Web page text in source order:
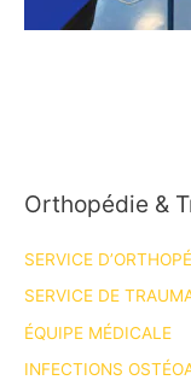
Orthopédie &
SERVICE
SERVICE DE
ÉQUIPE MÉDICALE
INFECTIONS